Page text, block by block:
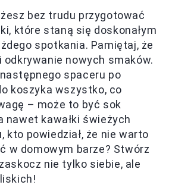
bez trudu przygotować
które staną się doskonałym
spotkania. Pamiętaj, że
odkrywanie nowych smaków.
spaceru po
koszyka wszystko, co
– może to być sok
nawet kawałki świeżych
kto powiedział, że nie warto
w domowym barze? Stwórz
nie tylko siebie, ale